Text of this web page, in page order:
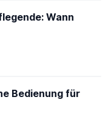
Wann
Bedienung für